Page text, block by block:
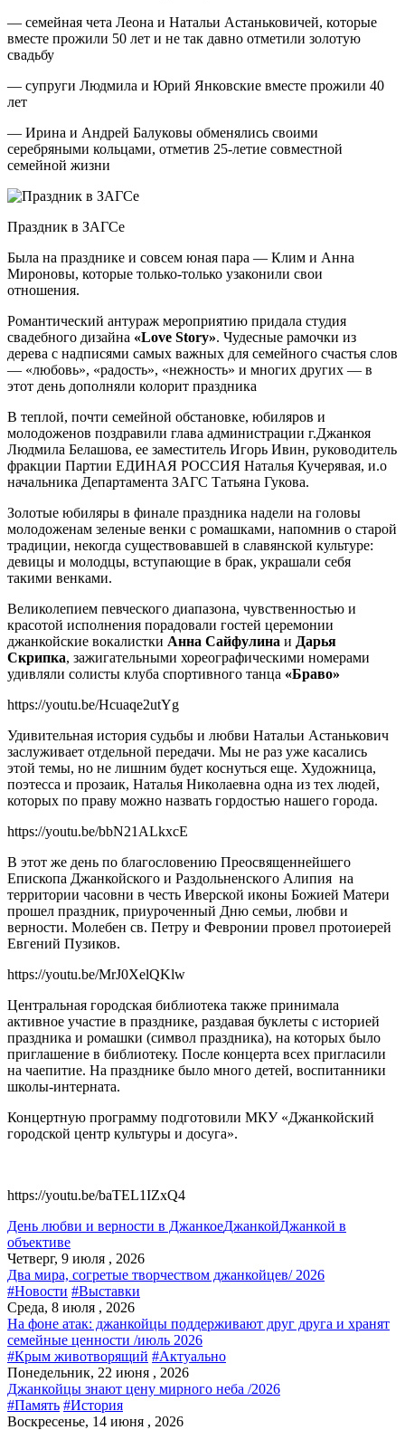
— семейная чета Леона и Натальи Астаньковичей, которые
вместе прожили 50 лет и не так давно отметили золотую
свадьбу
— супруги Людмила и Юрий Янковские вместе прожили 40
лет
— Ирина и Андрей Балуковы обменялись своими
серебряными кольцами, отметив 25-летие совместной
семейной жизни
Праздник в ЗАГСе
Была на празднике и совсем юная пара — Клим и Анна
Мироновы, которые только-только узаконили свои
отношения.
Романтический антураж мероприятию придала студия
свадебного дизайна «Love Story». Чудесные рамочки из
дерева с надписями самых важных для семейного счастья слов
— «любовь», «радость», «нежность» и многих других — в
этот день дополняли колорит праздника
В теплой, почти семейной обстановке, юбиляров и
молодоженов поздравили глава администрации г.Джанкоя
Людмила Белашова, ее заместитель Игорь Ивин, руководитель
фракции Партии ЕДИНАЯ РОССИЯ Наталья Кучерявая, и.о
начальника Департамента ЗАГС Татьяна Гукова.
Золотые юбиляры в финале праздника надели на головы
молодоженам зеленые венки с ромашками, напомнив о старой
традиции, некогда существовавшей в славянской культуре:
девицы и молодцы, вступающие в брак, украшали себя
такими венками.
Великолепием певческого диапазона, чувственностью и
красотой исполнения порадовали гостей церемонии
джанкойские вокалистки Анна Сайфулина и Дарья
Скрипка, зажигательными хореографическими номерами
удивляли солисты клуба спортивного танца «Браво»
https://youtu.be/Hcuaqe2utYg
Удивительная история судьбы и любви Натальи Астанькович
заслуживает отдельной передачи. Мы не раз уже касались
этой темы, но не лишним будет коснуться еще. Художница,
поэтесса и прозаик, Наталья Николаевна одна из тех людей,
которых по праву можно назвать гордостью нашего города.
https://youtu.be/bbN21ALkxcE
В этот же день по благословению Преосвященнейшего
Епископа Джанкойского и Раздольненского Алипия на
территории часовни в честь Иверской иконы Божией Матери
прошел праздник, приуроченный Дню семьи, любви и
верности. Молебен св. Петру и Февронии провел протоиерей
Евгений Пузиков.
https://youtu.be/MrJ0XelQKlw
Центральная городская библиотека также принимала
активное участие в празднике, раздавая буклеты с историей
праздника и ромашки (символ праздника), на которых было
приглашение в библиотеку. После концерта всех пригласили
на чаепитие. На празднике было много детей, воспитанники
школы-интерната.
Концертную программу подготовили МКУ «Джанкойский
городской центр культуры и досуга».
https://youtu.be/baTEL1IZxQ4
День любви и верности в ДжанкоеДжанкойДжанкой в
объективе
Четверг, 9 июля , 2026
Два мира, согретые творчеством джанкойцев/ 2026
#Новости #Выставки
Среда, 8 июля , 2026
На фоне атак: джанкойцы поддерживают друг друга и хранят
семейные ценности /июль 2026
#Крым животворящий #Актуально
Понедельник, 22 июня , 2026
Джанкойцы знают цену мирного неба /2026
#Память #История
Воскресенье, 14 июня , 2026